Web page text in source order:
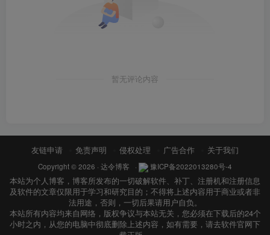
暂无评论内容
友链申请 免责声明 侵权处理 广告合作 关于我们
Copyright © 2026 · 达令博客 · 豫ICP备2022013280号-4
本站为个人博客，博客所发布的一切破解软件、补丁、注册机和注册信息
及软件的文章仅限用于学习和研究目的；不得将上述内容用于商业或者非
法用途，否则，一切后果请用户自负。
本站所有内容均来自网络，版权争议与本站无关，您必须在下载后的24个
小时之内，从您的电脑中彻底删除上述内容，如有需要，请去软件官网下